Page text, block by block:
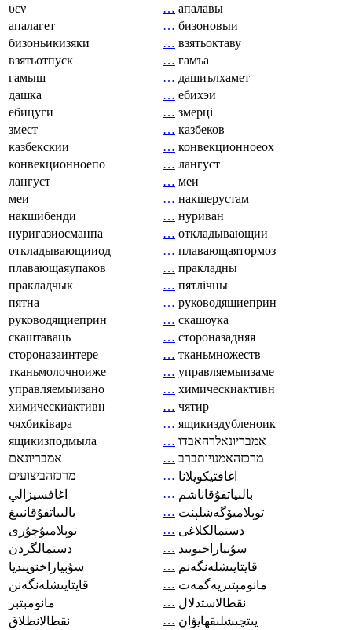
υεν
… апалавы
апалагет
… бизоновыи
бизоньикизяки
… взятьоктаву
взятьотпуск
… гамъа
гамыш
… дашиълхамет
дашка
… ебихэи
ебицуги
… змерці
змест
… казбеков
казбекскии
… конвекционноеох
конвекционноепо
… лангуст
лангуст
… меи
меи
… накшерустам
накшибенди
… нуриван
нуригазиосманпа
… откладывающии
откладывающииод
… плавающаятормоз
плавающаяупаков
… пракладны
пракладчык
… пятлічны
пятна
… руководящиеприн
руководящиеприн
… скашоука
скаштаваць
… стороназадняя
стороназаинтере
… тканьмножеств
тканьмолочноиже
… управляемыизаме
управляемыизано
… химическиактивн
химическиактивн
… чятир
чяхбиківара
… ящикиздубленоик
ящикизподмыла
… אמבריונאלרהאבדו
אמבריונאם
… מרכזהאמנויותברב
מרכזהביצועים
… اغافتيكويلانا
اغافسيزالي
… بالىياتقۇقاناشم
بالىياتقۇقانيىغ
… توپلاميۆگەشلېنت
توپلاميۇچۇرى
… دستمالکلاغی
دستمالگردن
… سۇبياراخنويىد
سۇبياراخنويىديا
… قايتايىشلەنگەنم
قايتايىشلەنگەنن
… مانومېتىريەگمەت
مانومېتېر
… نقطالاستدلال
نقطالانطلاق
… يىتچىشلىقھايۋان